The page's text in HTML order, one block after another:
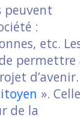
peuvent
:
etc.
permettre
d’avenir.
».
de la